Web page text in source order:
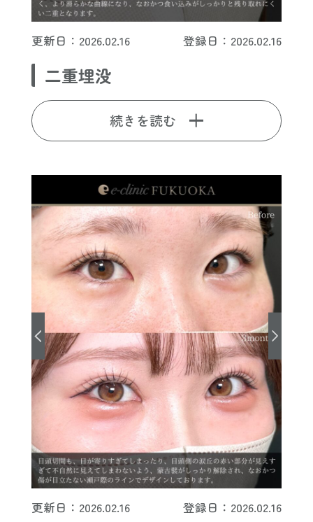
更新日：2026.02.16 登録日：2026.02.16
二重埋没
続きを読む
更新日：2026.02.16 登録日：2026.02.16